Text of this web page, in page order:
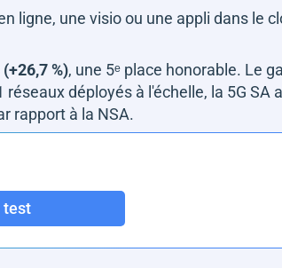
ligne, une visio ou une appli dans le
%), une 5ᵉ place honorable. Le
déployés à l'échelle, la 5G SA
rapport à la NSA.
test